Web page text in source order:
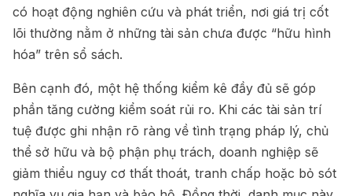
có hoạt động nghiên cứu và phát triển, nơi giá trị cốt
lõi thường nằm ở những tài sản chưa được “hữu hình
hóa” trên sổ sách.
Bên cạnh đó, một hệ thống kiểm kê đầy đủ sẽ góp
phần tăng cường kiểm soát rủi ro. Khi các tài sản trí
tuệ được ghi nhận rõ ràng về tình trạng pháp lý, chủ
thể sở hữu và bộ phận phụ trách, doanh nghiệp sẽ
giảm thiểu nguy cơ thất thoát, tranh chấp hoặc bỏ sót